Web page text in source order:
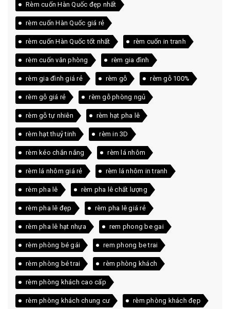
Rèm cuốn Hàn Quốc đẹp nhất
rèm cuốn Hàn Quốc giá rẻ
rèm cuốn Hàn Quốc tốt nhất rèm cuốn in tranh
rèm cuốn văn phòng rèm gia đình
rèm gia đình giá rẻ rèm gỗ rèm gỗ 100%
rèm gỗ giá rẻ rèm gỗ phòng ngủ
rèm gỗ tự nhiên rèm hạt pha lê
rèm hạt thuỷ tinh rèm in 3D
rèm kéo chắn nắng rèm lá nhôm
rèm lá nhôm giá rẻ rèm lá nhôm in tranh
rèm pha lê rèm pha lê chất lượng
rèm pha lê đẹp rèm pha lê giá rẻ
rèm pha lê hạt nhựa rem phong be gai
rèm phòng bé gái rem phong be trai
rèm phòng bé trai rèm phòng khách
rèm phòng khách cao cấp
rèm phòng khách chung cư rèm phòng khách đẹp